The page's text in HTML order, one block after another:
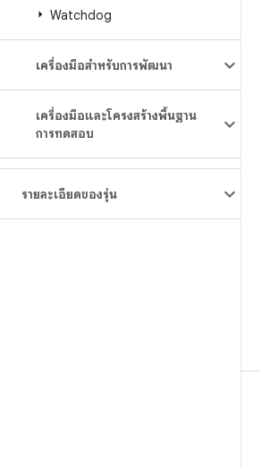
Watchdog
เครื่องมือสำหรับการพัฒนา
เครื่องมือและโครงสร้างพื้นฐาน
การทดสอบ
รายละเอียดของรุ่น